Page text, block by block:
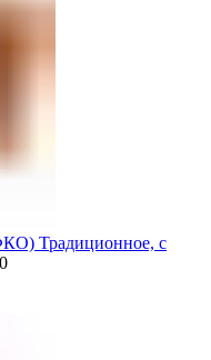
Традиционное, с